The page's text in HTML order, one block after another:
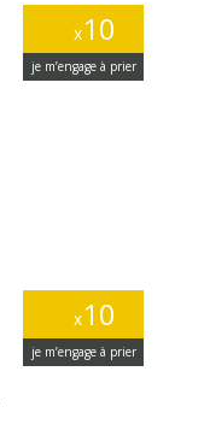
x10
je m’engage à prier
x10
je m’engage à prier